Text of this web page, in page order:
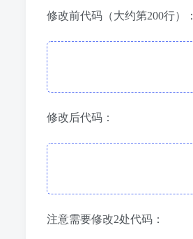
修改前代码（大约第200行）：
修改后代码：
注意需要修改2处代码：